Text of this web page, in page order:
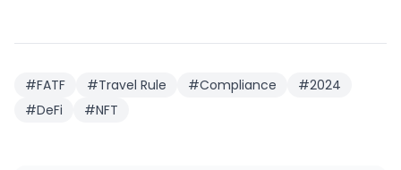
#FATF #Travel Rule #Compliance #2024
#DeFi #NFT